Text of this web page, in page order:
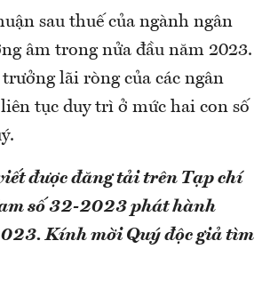
sau thuế của ngành ngân
âm trong nửa đầu năm 2023.
lãi ròng của các ngân
tục duy trì ở mức hai con số
được đăng tải trên Tạp chí
số 32-2023 phát hành
Kính mời Quý độc giả tìm